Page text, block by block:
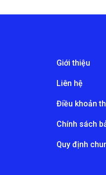
Giới thiệu
Liên hệ
Điều khoản
Chính sách
Quy định